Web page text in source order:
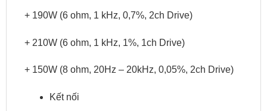
+ 190W (6 ohm, 1 kHz, 0,7%, 2ch Drive)
+ 210W (6 ohm, 1 kHz, 1%, 1ch Drive)
+ 150W (8 ohm, 20Hz – 20kHz, 0,05%, 2ch Drive)
Kết nối